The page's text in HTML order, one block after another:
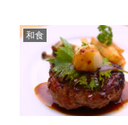
和食